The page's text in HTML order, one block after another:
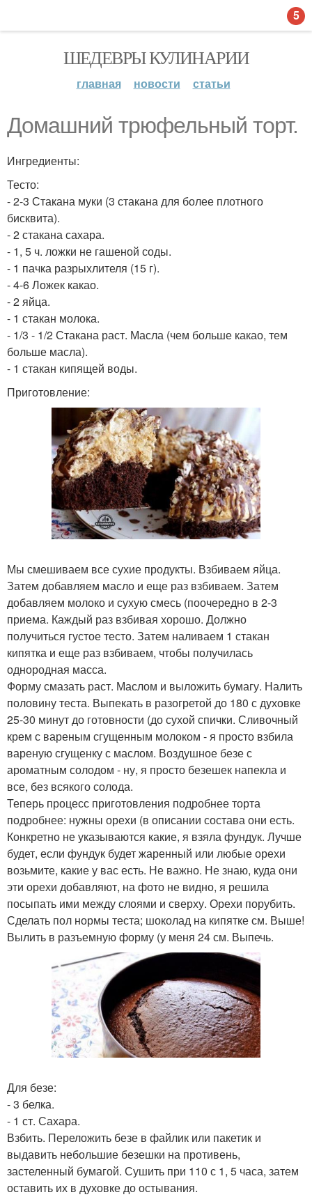
ШЕДЕВРЫ КУЛИНАРИИ
главная новости статьи
Домашний трюфельный торт.
Ингредиенты:
Тесто:
- 2-3 Стакана муки (3 стакана для более плотного
бисквита).
- 2 стакана сахара.
- 1, 5 ч. ложки не гашеной соды.
- 1 пачка разрыхлителя (15 г).
- 4-6 Ложек какао.
- 2 яйца.
- 1 стакан молока.
- 1/3 - 1/2 Стакана раст. Масла (чем больше какао, тем
больше масла).
- 1 стакан кипящей воды.
Приготовление:
Мы смешиваем все сухие продукты. Взбиваем яйца.
Затем добавляем масло и еще раз взбиваем. Затем
добавляем молоко и сухую смесь (поочередно в 2-3
приема. Каждый раз взбивая хорошо. Должно
получиться густое тесто. Затем наливаем 1 стакан
кипятка и еще раз взбиваем, чтобы получилась
однородная масса.
Форму смазать раст. Маслом и выложить бумагу. Налить
половину теста. Выпекать в разогретой до 180 с духовке
25-30 минут до готовности (до сухой спички. Сливочный
крем с вареным сгущенным молоком - я просто взбила
вареную сгущенку с маслом. Воздушное безе с
ароматным солодом - ну, я просто безешек напекла и
все, без всякого солода.
Теперь процесс приготовления подробнее торта
подробнее: нужны орехи (в описании состава они есть.
Конкретно не указываются какие, я взяла фундук. Лучше
будет, если фундук будет жаренный или любые орехи
возьмите, какие у вас есть. Не важно. Не знаю, куда они
эти орехи добавляют, на фото не видно, я решила
посыпать ими между слоями и сверху. Орехи порубить.
Сделать пол нормы теста; шоколад на кипятке см. Выше!
Вылить в разъемную форму (у меня 24 см. Выпечь.
Для безе:
- 3 белка.
- 1 ст. Сахара.
Взбить. Переложить безе в файлик или пакетик и
выдавить небольшие безешки на противень,
застеленный бумагой. Сушить при 110 с 1, 5 часа, затем
оставить их в духовке до остывания.
5